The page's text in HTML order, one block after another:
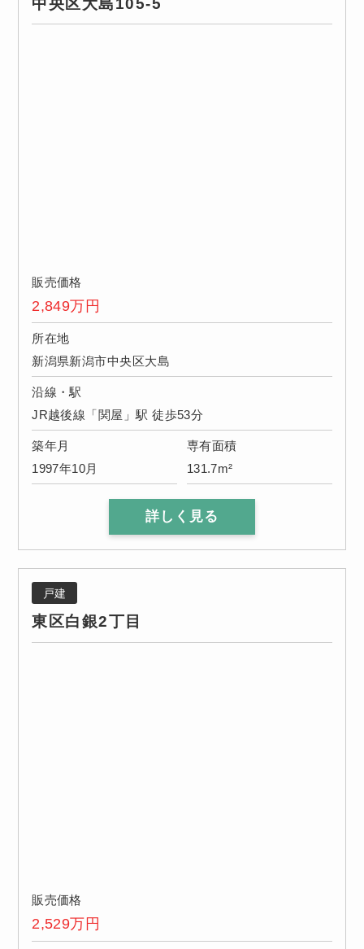
販売価格
2,849万円
所在地
新潟県新潟市中央区大島
沿線・駅
JR越後線「関屋」駅 徒歩53分
築年月
1997年10月
専有面積
131.7m²
詳しく見る
戸建
東区白銀2丁目
販売価格
2,529万円